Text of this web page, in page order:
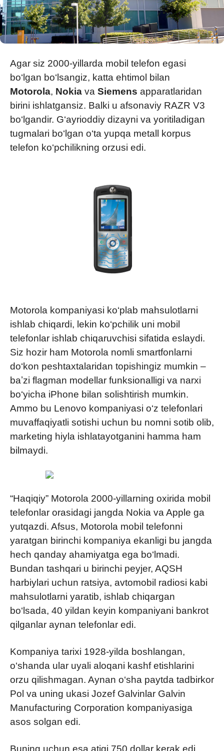
Agar siz 2000-yillarda mobil telefon egasi
bo‘lgan bo‘lsangiz, katta ehtimol bilan
Motorola, Nokia va Siemens apparatlaridan
birini ishlatgansiz. Balki u afsonaviy RAZR V3
bo‘lgandir. G‘ayrioddiy dizayni va yoritiladigan
tugmalari bo‘lgan o‘ta yupqa metall korpus
telefon ko‘pchilikning orzusi edi.
Motorola kompaniyasi ko‘plab mahsulotlarni
ishlab chiqardi, lekin ko‘pchilik uni mobil
telefonlar ishlab chiqaruvchisi sifatida eslaydi.
Siz hozir ham Motorola nomli smartfonlarni
do‘kon peshtaxtalaridan topishingiz mumkin –
baʼzi flagman modellar funksionalligi va narxi
bo‘yicha iPhone bilan solishtirish mumkin.
Ammo bu Lenovo kompaniyasi o‘z telefonlari
muvaffaqiyatli sotishi uchun bu nomni sotib olib,
marketing hiyla ishlatayotganini hamma ham
bilmaydi.
“Haqiqiy” Motorola 2000-yillarning oxirida mobil
telefonlar orasidagi jangda Nokia va Apple ga
yutqazdi. Afsus, Motorola mobil telefonni
yaratgan birinchi kompaniya ekanligi bu jangda
hech qanday ahamiyatga ega bo‘lmadi.
Bundan tashqari u birinchi peyjer, AQSH
harbiylari uchun ratsiya, avtomobil radiosi kabi
mahsulotlarni yaratib, ishlab chiqargan
bo‘lsada, 40 yildan keyin kompaniyani bankrot
qilganlar aynan telefonlar edi.
Kompaniya tarixi 1928-yilda boshlangan,
o‘shanda ular uyali aloqani kashf etishlarini
orzu qilishmagan. Aynan o‘sha paytda tadbirkor
Pol va uning ukasi Jozef Galvinlar Galvin
Manufacturing Corporation kompaniyasiga
asos solgan edi.